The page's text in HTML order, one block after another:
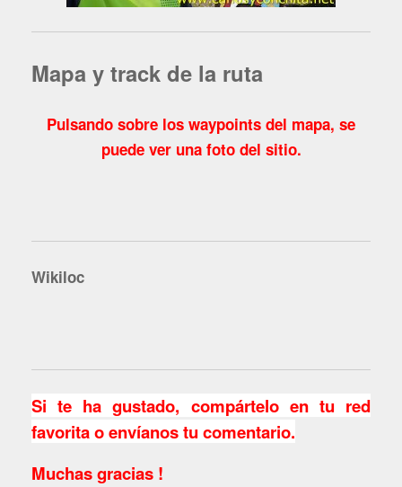
Mapa y track de la ruta
Pulsando sobre los waypoints del mapa, se
puede ver una foto del sitio.
Wikiloc
Si te ha gustado, compártelo en tu red
favorita o envíanos tu comentario.
Muchas gracias !